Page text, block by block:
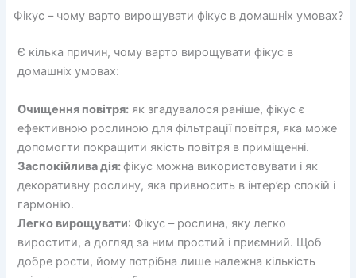
Фікус – чому варто вирощувати фікус в домашніх умовах?
Є кілька причин, чому варто вирощувати фікус в
домашніх умовах:
Очищення повітря: як згадувалося раніше, фікус є
ефективною рослиною для фільтрації повітря, яка може
допомогти покращити якість повітря в приміщенні.
Заспокійлива дія:фікус можна використовувати і як
декоративну рослину, яка привносить в інтер’єр спокій і
гармонію.
Легко вирощувати: Фікус – рослина, яку легко
виростити, а догляд за ним простий і приємний. Щоб
добре рости, йому потрібна лише належна кількість